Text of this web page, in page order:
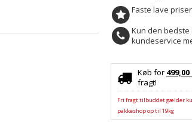
Faste lave priser
Kun den bedste
kundeservice
Køb for
fragt!
Fri fragt tilbuddet gælder
pakkeshop op til 19kg